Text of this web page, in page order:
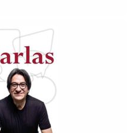
julioastilleroEnl
julioastilleroCuent
a cuenta BBVA a
López:
320 01539408017